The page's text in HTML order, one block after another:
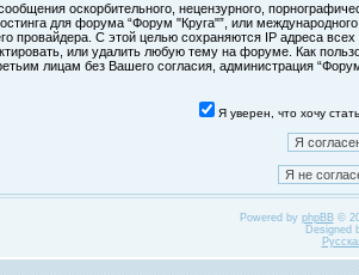
оскорбительного, нецензурного,
для форума “Форум "Круга"”, или
провайдера. С этой целью сохраняются IP адреса
или удалить любую тему на форуме. Как
лицам без Вашего согласия, администрация
Я уверен, что хочу
Powered by phpBB©
Designed